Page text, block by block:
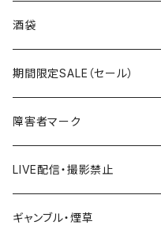
国道600～699号線
国道700～799号線
ROUTE600～699号線
ROUTE 100～199号線
ROUTE 0～99号線
ROUTE 100～199号線
岩手県
宮城県
秋田県
Tシャツ
ステッカー
山形県
福島県
酒袋
期間限定SALE（セール）
障害者マーク
LIVE配信・撮影禁止
LIVE配信禁止
ギャンブル・煙草